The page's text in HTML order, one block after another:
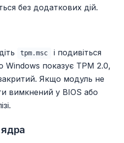
без додаткових дій.
tpm.msc
і подивіться
показує TPM 2.0,
Якщо модуль не
вимкнений у BIOS або
ядра